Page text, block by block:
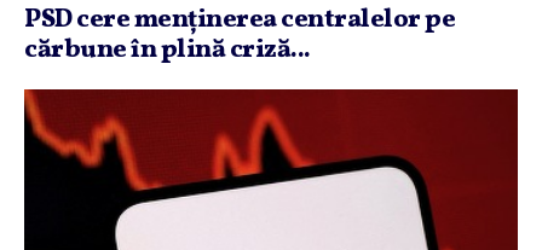
PSD cere menţinerea centralelor pe
cărbune în plină criză...